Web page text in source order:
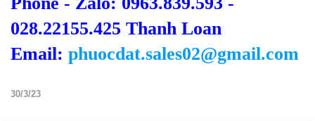
028.22155.425 Thanh Loan
Email: phuocdat.sales02@gmail.com
30/3/23